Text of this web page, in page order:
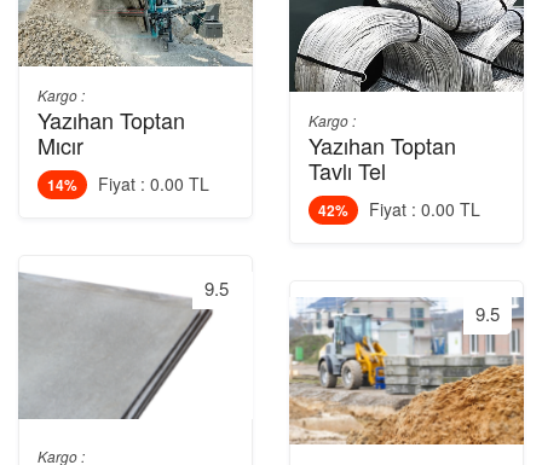
Kargo :
Yazıhan Toptan
Mıcır
14% Fiyat : 0.00 TL
9.5
Kargo :
Kargo :
Yazıhan Toptan
Tavlı Tel
42% Fiyat : 0.00 TL
9.5